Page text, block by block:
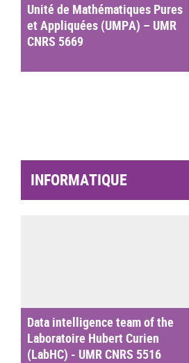
Unité de Mathématiques Pures
et Appliquées (UMPA) – UMR
CNRS 5669
INFORMATIQUE
Data intelligence team of the
Laboratoire Hubert Curien
(LabHC) - UMR CNRS 5516